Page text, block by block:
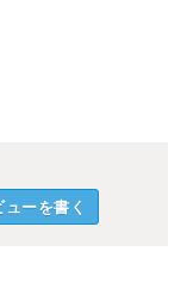
ューを書く